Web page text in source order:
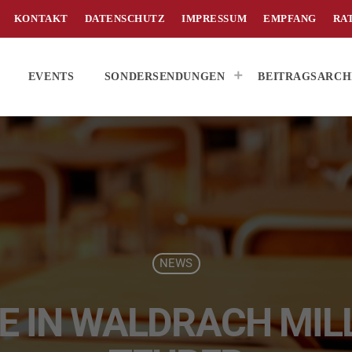
KONTAKT DATENSCHUTZ IMPRESSUM EMPFANG
EVENTS SONDERSENDUNGEN
NEWS
IN WALDRACH